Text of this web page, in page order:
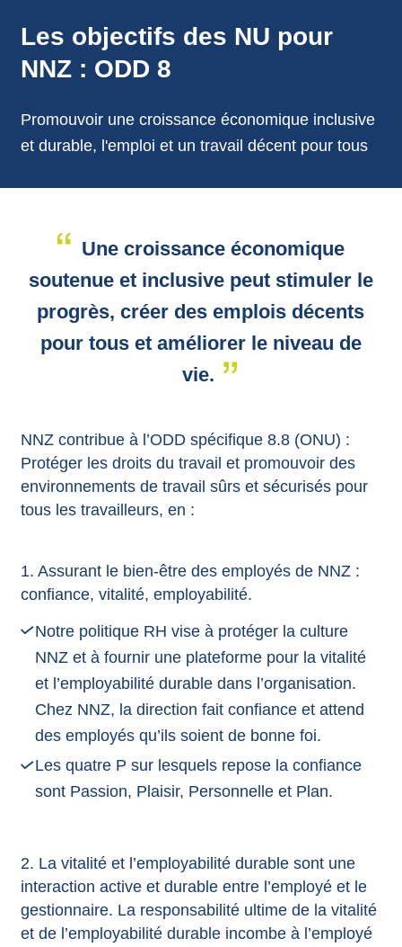
Les objectifs des NU pour
NNZ : ODD 8
Promouvoir une croissance économique inclusive
et durable, l'emploi et un travail décent pour tous
Une croissance économique
soutenue et inclusive peut stimuler le
progrès, créer des emplois décents
pour tous et améliorer le niveau de
vie.
NNZ contribue à l’ODD spécifique 8.8 (ONU) :
Protéger les droits du travail et promouvoir des
environnements de travail sûrs et sécurisés pour
tous les travailleurs, en :
1. Assurant le bien-être des employés de NNZ :
confiance, vitalité, employabilité.
Notre politique RH vise à protéger la culture
NNZ et à fournir une plateforme pour la vitalité
et l’employabilité durable dans l’organisation.
Chez NNZ, la direction fait confiance et attend
des employés qu’ils soient de bonne foi.
Les quatre P sur lesquels repose la confiance
sont Passion, Plaisir, Personnelle et Plan.
2. La vitalité et l’employabilité durable sont une
interaction active et durable entre l’employé et le
gestionnaire. La responsabilité ultime de la vitalité
et de l’employabilité durable incombe à l’employé